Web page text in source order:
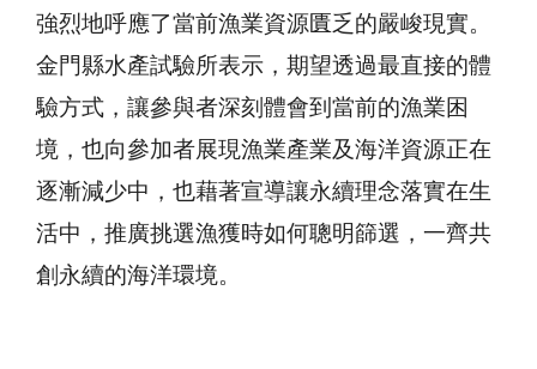
強烈地呼應了當前漁業資源匱乏的嚴峻現實。
金門縣水產試驗所表示，期望透過最直接的體
驗方式，讓參與者深刻體會到當前的漁業困
境，也向參加者展現漁業產業及海洋資源正在
逐漸減少中，也藉著宣導讓永續理念落實在生
活中，推廣挑選漁獲時如何聰明篩選，一齊共
創永續的海洋環境。